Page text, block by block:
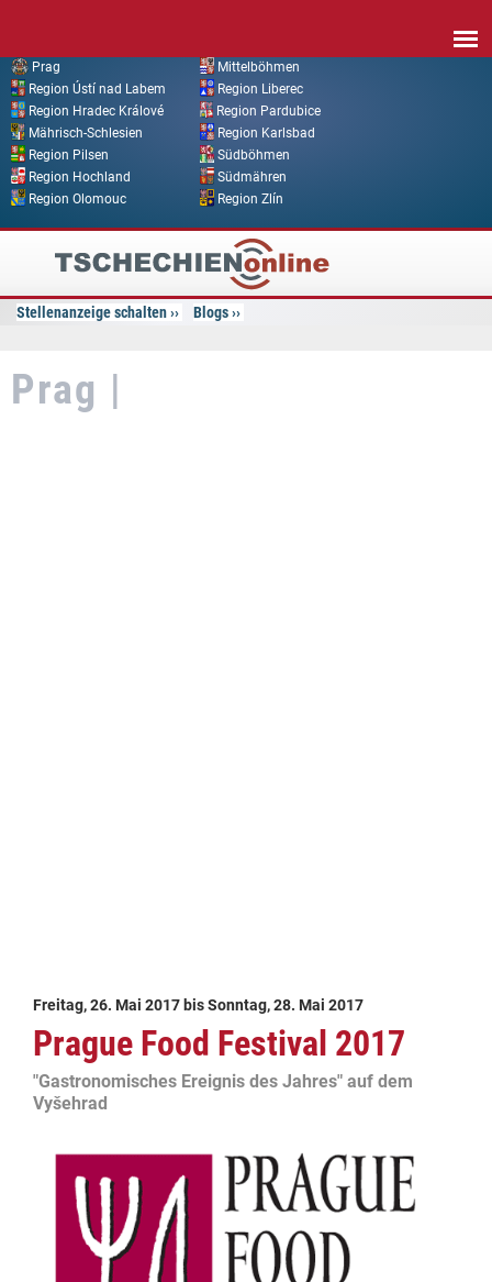
Prag
Mittelböhmen
Region Ústí nad Labem
Region Liberec
Region Hradec Králové
Region Pardubice
Mährisch-Schlesien
Region Karlsbad
Region Pilsen
Südböhmen
Region Hochland
Südmähren
Region Olomouc
Region Zlín
Tschechien
Online
Stellenanzeige schalten Blogs
Prag |
Freitag, 26. Mai 2017 bisSonntag, 28. Mai 2017
Prague Food Festival 2017
"Gastronomisches Ereignis des Jahres" auf dem
Vyšehrad